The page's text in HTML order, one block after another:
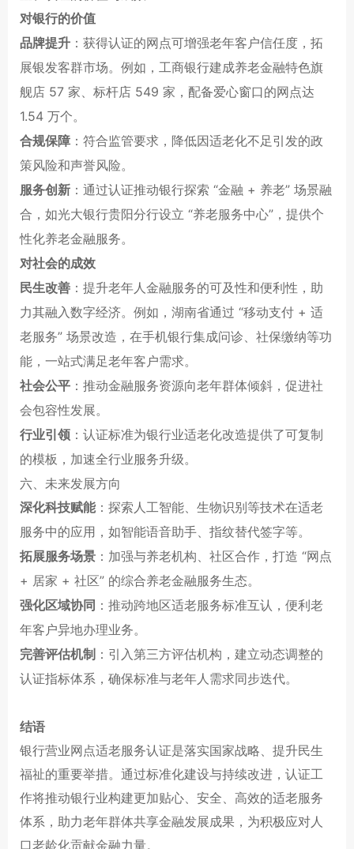
对银行的价值
品牌提升 ：获得认证的网点可增强老年客户信任度，拓
展银发客群市场。例如，工商银行建成养老金融特色旗
舰店 57 家、标杆店 549 家，配备爱心窗口的网点达
1.54 万个。
合规保障 ：符合监管要求，降低因适老化不足引发的政
策风险和声誉风险。
服务创新 ：通过认证推动银行探索 “金融 + 养老” 场景融
合，如光大银行贵阳分行设立 “养老服务中心”，提供个
性化养老金融服务。
对社会的成效
民生改善 ：提升老年人金融服务的可及性和便利性，助
力其融入数字经济。例如，湖南省通过 “移动支付 + 适
老服务” 场景改造，在手机银行集成问诊、社保缴纳等功
能，一站式满足老年客户需求。
社会公平 ：推动金融服务资源向老年群体倾斜，促进社
会包容性发展。
行业引领 ：认证标准为银行业适老化改造提供了可复制
的模板，加速全行业服务升级。
六、未来发展方向
深化科技赋能：探索人工智能、生物识别等技术在适老
服务中的应用，如智能语音助手、指纹替代签字等。
拓展服务场景 ：加强与养老机构、社区合作，打造 “网点
+ 居家 + 社区” 的综合养老金融服务生态。
强化区域协同 ：推动跨地区适老服务标准互认，便利老
年客户异地办理业务。
完善评估机制 ：引入第三方评估机构，建立动态调整的
认证指标体系，确保标准与老年人需求同步迭代。
结语
银行营业网点适老服务认证是落实国家战略、提升民生
福祉的重要举措。通过标准化建设与持续改进，认证工
作将推动银行业构建更加贴心、安全、高效的适老服务
体系，助力老年群体共享金融发展成果，为积极应对人
口老龄化贡献金融力量。